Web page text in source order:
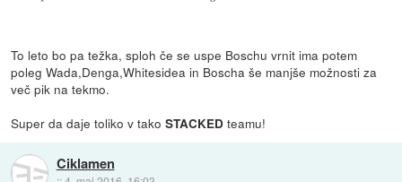
To leto bo pa težka, sploh če se uspe Boschu vrnit ima potem
poleg Wada,Denga,Whitesidea in Boscha še manjše možnosti za
več pik na tekmo.
Super da daje toliko v takoSTACKEDteamu!
Ciklamen